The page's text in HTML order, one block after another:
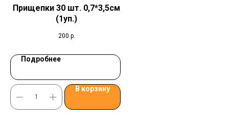
Прищепки 30 шт. 0,7*3,5см
(1уп.)
200 р.
Подробнее
В корзину